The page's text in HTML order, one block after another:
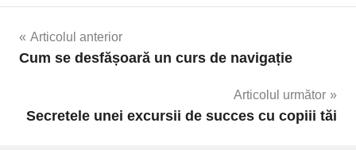
Navigare
Articolul anterior
Cum se desfășoară un curs de navigație
Articolul următor
Secretele unei excursii de succes cu copiii tăi